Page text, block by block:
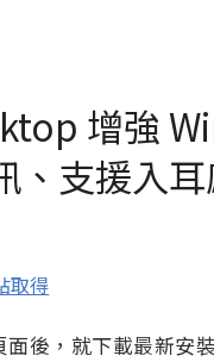
增強
、支援入
取得
後，就下載最新安